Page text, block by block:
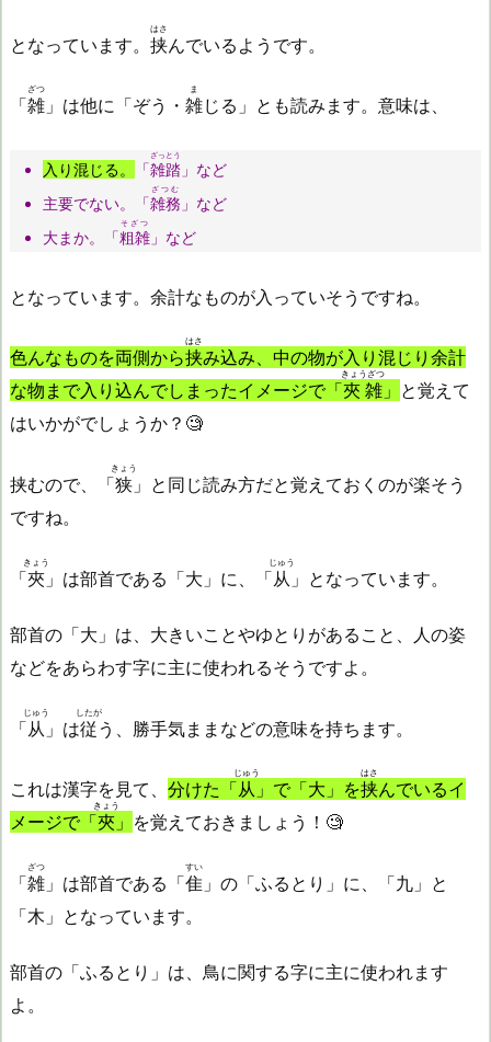
となっています。 挟
はさ
んでいるようです。
「雑
ざつ
」は他に「ぞう・ 雑
ま
じる」とも読みます。意味は、
入り混じる。 「雑踏
ざっとう
」など
主要でない。「雑務
ざつむ
」など
大まか。「粗雑
そざつ
」など
となっています。余計なものが入っていそうですね。
色んなものを両側から挟
はさ
み込み、中の物が入り混じり余計
な物まで入り込んでしまったイメージで「夾雑
きょうざつ
」 と覚えて
はいかがでしょうか？🧐
挟むので、「狭
きょう
」と同じ読み方だと覚えておくのが楽そう
ですね。
「夾
きょう
」は部首である「大」に、「从
じゅう
」となっています。
部首の「大」は、大きいことやゆとりがあること、人の姿
などをあらわす字に主に使われるそうですよ。
「从
じゅう
」は従
したが
う、勝手気ままなどの意味を持ちます。
これは漢字を見て、 分けた「从
じゅう
」で「大」を挟
はさ
んでいるイ
メージで「夾
きょう
」 を覚えておきましょう！🧐
「雑
ざつ
」は部首である「隹
すい
」の「ふるとり」に、「九」と
「木」となっています。
部首の「ふるとり」は、鳥に関する字に主に使われます
よ。